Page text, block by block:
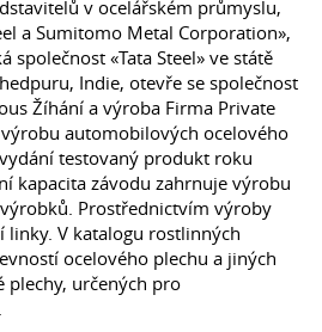
v ocelářském průmyslu,
a Sumitomo Metal Corporation»,
společnost «Tata Steel» ve státě
Indie, otevře se společnost
Žíhání a výroba Firma Private
automobilových ocelového
testovaný produkt roku
kapacita závodu zahrnuje výrobu
Prostřednictvím výroby
linky. V katalogu rostlinných
ocelového plechu a jiných
plechy, určených pro